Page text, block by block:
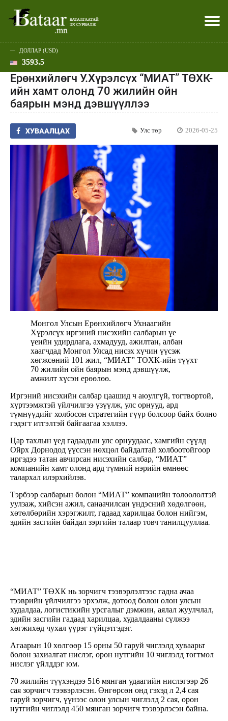
Эхлэл
Улс төр
Нийгэм
Эдийн засаг
Дэлхий
Спорт
Шар
Батаар юу хэлэв
Хэвлэл мэдээллээр
ДОЛЛАР (USD)
3593.5
Ерөнхийлөгч У.Хүрэлсүх “МИАТ” ТӨХК-
ийн хамт олонд 70 жилийн ойн
баярын мэнд дэвшүүллээ
ХУВААЛЦАХ Улс төр 2026-05-25
Монгол Улсын Ерөнхийлөгч Ухнаагийн
Хүрэлсүх иргэний нисэхийн салбарын үе
үеийн удирдлага, ахмадууд, ажилтан, албан
хаагчдад Монгол Улсад нисэх хүчин үүсэж
хөгжсөний 101 жил, “МИАТ” ТӨХК-ийн түүхт
70 жилийн ойн баярын мэнд дэвшүүлж,
амжилт хүсэн ерөөлөө.
Иргэний нисэхийн салбар цаашид ч аюулгүй, тогтвортой,
хүртээмжтэй үйлчилгээ үзүүлж, улс орнууд, ард
түмнүүдийг холбосон стратегийн гүүр болсоор байх болно
гэдэгт итгэлтэй байгаагаа хэллээ.
Цар тахлын үед гадаадын улс орнуудаас, хамгийн сүүлд
Ойрх Дорнодод үүссэн нөхцөл байдалтай холбоотойгоор
иргэдээ татан авчирсан нисэхийн салбар, “МИАТ”
компанийн хамт олонд ард түмний нэрийн өмнөөс
талархал илэрхийлэв.
Тэрбээр салбарын болон “МИАТ” компанийн төлөөлөлтэй
уулзаж, хийсэн ажил, санаачилсан үндэсний хөдөлгөөн,
хөтөлбөрийн хэрэгжилт, гадаад харилцаа болон нийгэм,
эдийн засгийн байдал зэргийн талаар товч танилцууллаа.
“МИАТ” ТӨХК нь зорчигч тээвэрлэлтээс гадна ачаа
тээврийн үйлчилгээ эрхэлж, дотоод болон олон улсын
худалдаа, логистикийн урсгалыг дэмжин, аялал жуулчлал,
эдийн засгийн гадаад харилцаа, худалдааны сүлжээ
хөгжихөд чухал үүрэг гүйцэтгэдэг.
Агаарын 10 хөлгөөр 15 орны 50 гаруй чиглэлд хуваарьт
болон захиалгат нислэг, орон нутгийн 10 чиглэлд тогтмол
нислэг үйлддэг юм.
70 жилийн түүхэндээ 516 мянган удаагийн нислэгээр 26
сая зорчигч тээвэрлэсэн. Өнгөрсөн онд гэхэд л 2,4 сая
гаруй зорчигч, үүнээс олон улсын чиглэлд 2 сая, орон
нутгийн чиглэлд 450 мянган зорчигч тээвэрлэсэн байна.